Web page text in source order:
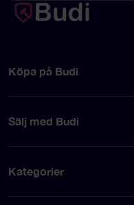
Köpa på Budi
Sälj med Budi
Kategorier